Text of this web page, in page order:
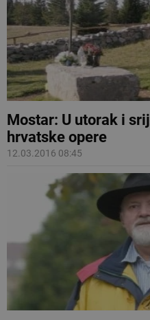
Mostar: U utorak i
hrvatske opere
12.03.2016 08:45